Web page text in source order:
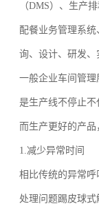
（DMS）、生产
配餐业务管理系
询、设计、研发、
一般企业车间管
是生产线不停止
而生产更好的产品
1.减少异常时间
相比传统的异常
处理问题踢皮球